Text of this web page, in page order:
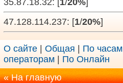
35.87.18.32: [1/20%]
47.128.114.237: [1/20%]
О сайте Общая По часам
операторам
По Онлайн
« На главную